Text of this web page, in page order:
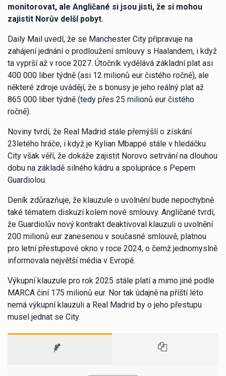
monitorovat, ale Angličané si jsou jisti, že si mohou
zajistit Norův delší pobyt.
Daily Mail uvedl, že se Manchester City připravuje na
zahájení jednání o prodloužení smlouvy s Haalandem, i když
ta vyprší až v roce 2027. Útočník vydělává základní plat asi
400 000 liber týdně (asi 12 milionů eur čistého ročně), ale
některé zdroje uvádějí, že s bonusy je jeho reálný plat až
865 000 liber týdně (tedy přes 25 milionů eur čistého
ročně).
Noviny tvrdí, že Real Madrid stále přemýšlí o získání
23letého hráče, i když je Kylian Mbappé stále v hledáčku.
City však věří, že dokáže zajistit Norovo setrvání na dlouhou
dobu na základě silného kádru a spolupráce s Pepem
Guardiolou.
Deník zdůrazňuje, že klauzule o uvolnění bude nepochybně
také tématem diskuzí kolem nové smlouvy. Angličané tvrdí,
že Guardiolův nový kontrakt deaktivoval klauzuli o uvolnění
200 milionů eur zanesenou v současné smlouvě, platnou
pro letní přestupové okno v roce 2024, o čemž jednomyslně
informovala největší média v Evropě.
Výkupní klauzule pro rok 2025 stále platí a mimo jiné podle
MARCA činí 175 milionů eur. Nor tak údajně na příští léto
nemá výkupní klauzuli a Real Madrid by o jeho přestupu
musel jednat se City.